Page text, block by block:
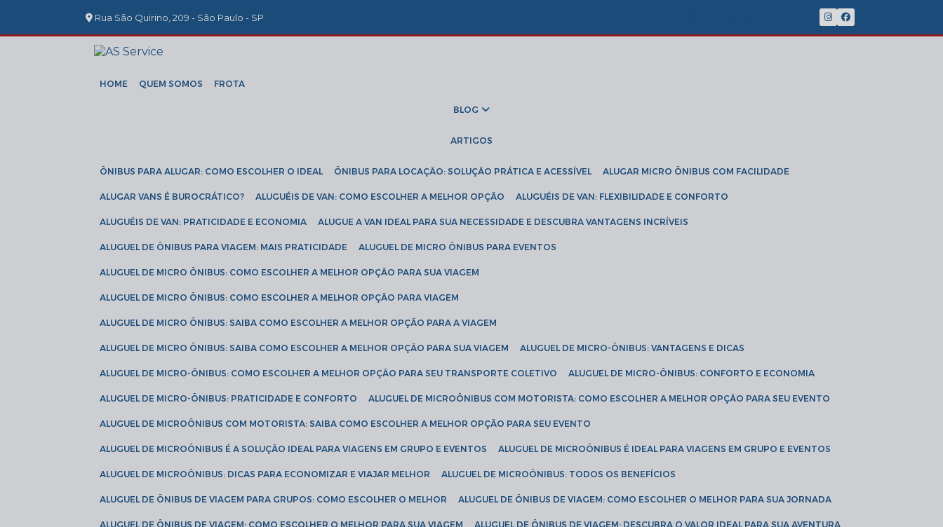
Rua São Quirino, 209 - São Paulo - SP
HOME QUEM SOMOS FROTA
BLOG
ARTIGOS
ÔNIBUS PARA ALUGAR: COMO ESCOLHER O IDEAL ÔNIBUS PARA LOCAÇÃO: SOLUÇÃO PRÁTICA E ACESSÍVEL ALUGAR MICRO ÔNIBUS COM FACILIDADE
ALUGAR VANS É BUROCRÁTICO? ALUGUÉIS DE VAN: COMO ESCOLHER A MELHOR OPÇÃO ALUGUÉIS DE VAN: FLEXIBILIDADE E CONFORTO
ALUGUÉIS DE VAN: PRATICIDADE E ECONOMIA ALUGUE A VAN IDEAL PARA SUA NECESSIDADE E DESCUBRA VANTAGENS INCRÍVEIS
ALUGUEL DE ÔNIBUS PARA VIAGEM: MAIS PRATICIDADE ALUGUEL DE MICRO ÔNIBUS PARA EVENTOS
ALUGUEL DE MICRO ÔNIBUS: COMO ESCOLHER A MELHOR OPÇÃO PARA SUA VIAGEM
ALUGUEL DE MICRO ÔNIBUS: COMO ESCOLHER A MELHOR OPÇÃO PARA VIAGEM
ALUGUEL DE MICRO ÔNIBUS: SAIBA COMO ESCOLHER A MELHOR OPÇÃO PARA A VIAGEM
ALUGUEL DE MICRO ÔNIBUS: SAIBA COMO ESCOLHER A MELHOR OPÇÃO PARA SUA VIAGEM ALUGUEL DE MICRO-ÔNIBUS: VANTAGENS E DICAS
ALUGUEL DE MICRO-ÔNIBUS: COMO ESCOLHER A MELHOR OPÇÃO PARA SEU TRANSPORTE COLETIVO ALUGUEL DE MICRO-ÔNIBUS: CONFORTO E ECONOMIA
ALUGUEL DE MICRO-ÔNIBUS: PRATICIDADE E CONFORTO ALUGUEL DE MICROÔNIBUS COM MOTORISTA: COMO ESCOLHER A MELHOR OPÇÃO PARA SEU EVENTO
ALUGUEL DE MICROÔNIBUS COM MOTORISTA: SAIBA COMO ESCOLHER A MELHOR OPÇÃO PARA SEU EVENTO
ALUGUEL DE MICROÔNIBUS É A SOLUÇÃO IDEAL PARA VIAGENS EM GRUPO E EVENTOS ALUGUEL DE MICROÔNIBUS É IDEAL PARA VIAGENS EM GRUPO E EVENTOS
ALUGUEL DE MICROÔNIBUS: DICAS PARA ECONOMIZAR E VIAJAR MELHOR ALUGUEL DE MICROÔNIBUS: TODOS OS BENEFÍCIOS
ALUGUEL DE ÔNIBUS DE VIAGEM PARA GRUPOS: COMO ESCOLHER O MELHOR ALUGUEL DE ÔNIBUS DE VIAGEM: COMO ESCOLHER O MELHOR PARA SUA JORNADA
ALUGUEL DE ÔNIBUS DE VIAGEM: COMO ESCOLHER O MELHOR PARA SUA VIAGEM ALUGUEL DE ÔNIBUS DE VIAGEM: DESCUBRA O VALOR IDEAL PARA SUA AVENTURA